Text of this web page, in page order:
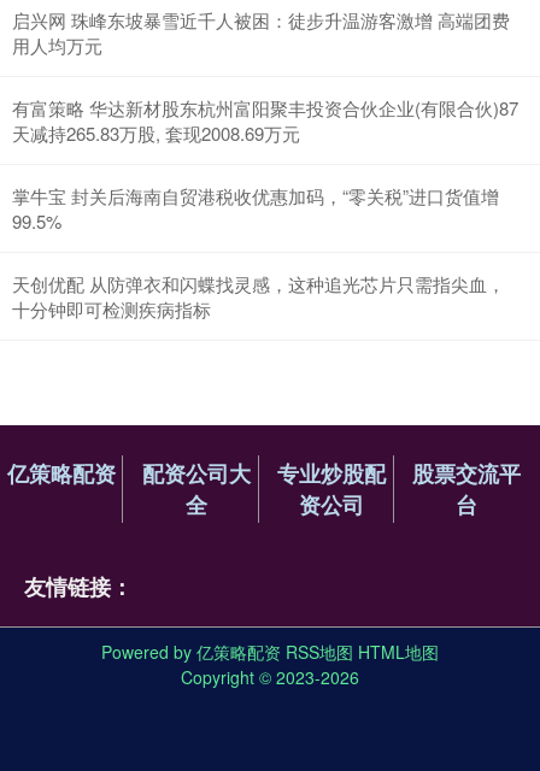
启兴网 珠峰东坡暴雪近千人被困：徒步升温游客激增 高端团费
用人均万元
有富策略 华达新材股东杭州富阳聚丰投资合伙企业(有限合伙)87
天减持265.83万股, 套现2008.69万元
掌牛宝 封关后海南自贸港税收优惠加码，“零关税”进口货值增
99.5%
天创优配 从防弹衣和闪蝶找灵感，这种追光芯片只需指尖血，
十分钟即可检测疾病指标
亿策略配资
配资公司大
全
专业炒股配
资公司
股票交流平
台
友情链接：
Powered by 亿策略配资 RSS地图 HTML地图
Copyright © 2023-2026